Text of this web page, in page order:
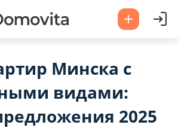
Минска с
видами:
2025